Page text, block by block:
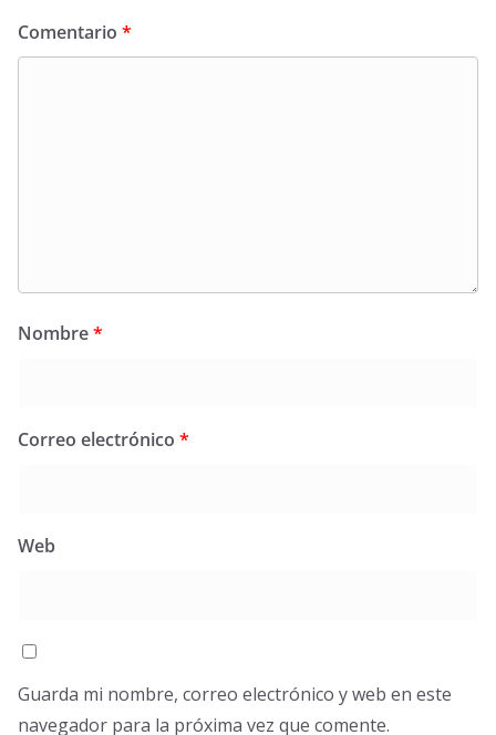
Comentario *
Nombre*
Correo electrónico *
Web
Guarda mi nombre, correo electrónico y web en este
navegador para la próxima vez que comente.